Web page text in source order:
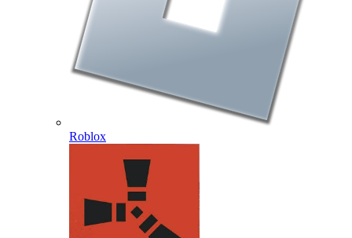
Roblox